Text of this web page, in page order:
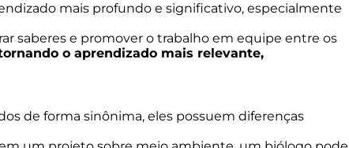
mais profundo e significativo, especialmente
saberes e promover o trabalho em equipe entre os
o aprendizado mais relevante,
de forma sinônima, eles possuem diferenças